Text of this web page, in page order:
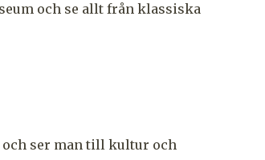
och se allt från klassiska
och ser man till kultur och